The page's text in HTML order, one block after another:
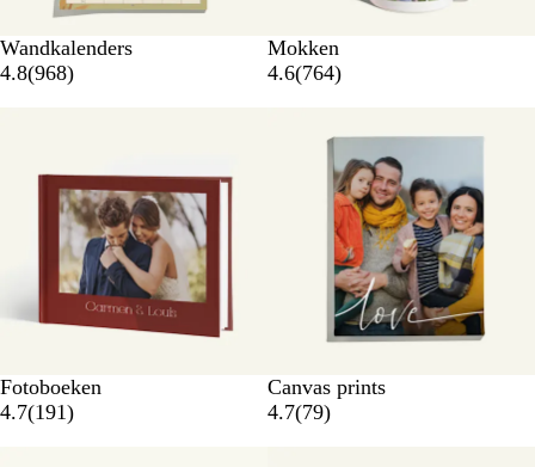
Wandkalenders
4.8(968)
Mokken
4.6(764)
Fotoboeken
4.7(191)
Canvas prints
4.7(79)